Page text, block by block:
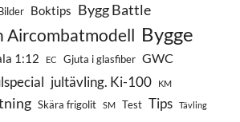
Boktips Bygg Battle
Aircombatmodell Bygge
1:12 EC Gjuta i glasfiber GWC
jultävling. Ki-100 KM
Skära frigolit SM Test Tips Tävling